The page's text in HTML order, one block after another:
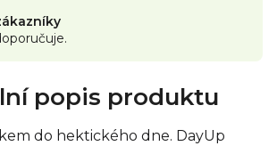
%*) Složení: jablečné pyré 75,9 %,
popis produktu
do hektického dne. DayUp